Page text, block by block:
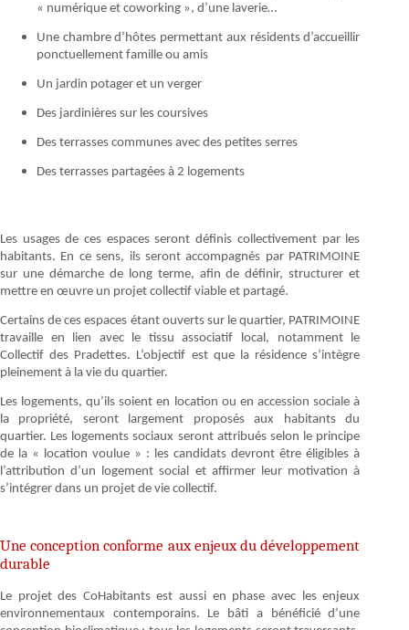
« numérique et coworking », d’une laverie…
Une chambre d’hôtes permettant aux résidents d’accueillir
ponctuellement famille ou amis
Un jardin potager et un verger
Des jardinières sur les coursives
Des terrasses communes avec des petites serres
Des terrasses partagées à 2 logements
Les usages de ces espaces seront définis collectivement par les
habitants. En ce sens, ils seront accompagnés par PATRIMOINE
sur une démarche de long terme, afin de définir, structurer et
mettre en œuvre un projet collectif viable et partagé.
Certains de ces espaces étant ouverts sur le quartier, PATRIMOINE
travaille en lien avec le tissu associatif local, notamment le
Collectif des Pradettes. L’objectif est que la résidence s’intègre
pleinement à la vie du quartier.
Les logements, qu’ils soient en location ou en accession sociale à
la propriété, seront largement proposés aux habitants du
quartier. Les logements sociaux seront attribués selon le principe
de la « location voulue » : les candidats devront être éligibles à
l’attribution d’un logement social et affirmer leur motivation à
s’intégrer dans un projet de vie collectif.
Une conception conforme aux enjeux du développement
durable
Le projet des CoHabitants est aussi en phase avec les enjeux
environnementaux contemporains. Le bâti a bénéficié d’une